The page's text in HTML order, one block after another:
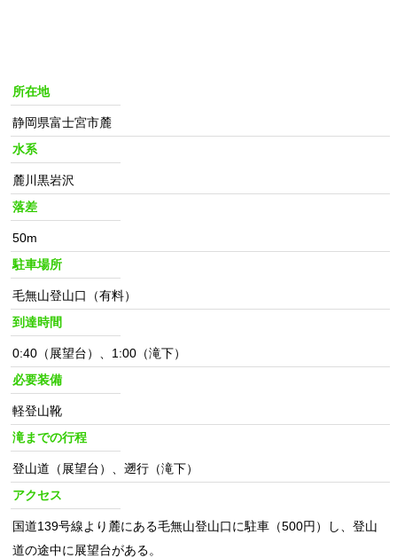
所在地
静岡県富士宮市麓
水系
麓川黒岩沢
落差
50m
駐車場所
毛無山登山口（有料）
到達時間
0:40（展望台）、1:00（滝下）
必要装備
軽登山靴
滝までの行程
登山道（展望台）、遡行（滝下）
アクセス
国道139号線より麓にある毛無山登山口に駐車（500円）し、登山
道の途中に展望台がある。